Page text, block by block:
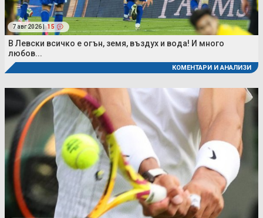
7 авг 2026 | 15
В Левски всичко е огън, земя, въздух и вода! И много
любов...
КОМЕНТАРИ И АНАЛИЗИ